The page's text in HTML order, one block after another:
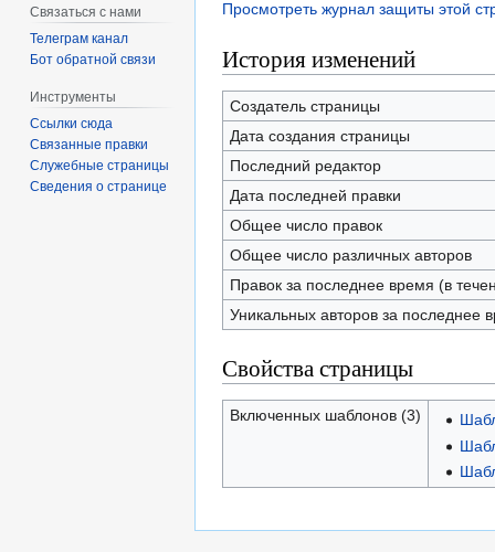
Просмотреть журнал защиты этой
История изменений
Создатель страницы
Дата создания страницы
Последний редактор
Дата последней правки
Общее число правок
Общее число различных авторов
Правок за последнее время (в
Уникальных авторов за последнее
Свойства страницы
Включенных шаблонов (3)
Связаться с нами
Телеграм канал
Бот обратной связи
Инструменты
Ссылки сюда
Связанные правки
Служебные страницы
Сведения о странице